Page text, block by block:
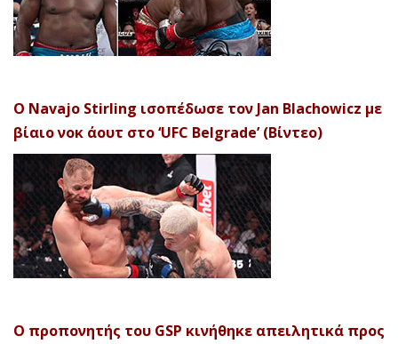
Ο Navajo Stirling ισοπέδωσε τον Jan Blachowicz με
βίαιο νοκ άουτ στο ‘UFC Belgrade’ (Βίντεο)
Ο προπονητής του GSP κινήθηκε απειλητικά προς